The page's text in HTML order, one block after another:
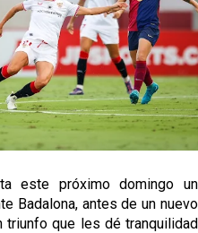
número 16 tras la
Estrela Amadora como
su rival para
por Mercado
este próximo domingo un
Badalona, antes de un nuevo
triunfo que les dé tranquilidad